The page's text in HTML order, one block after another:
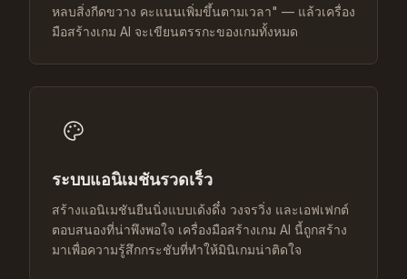
หลบสิ่งกีดขวาง คะแนนเพิ่มขึ้นตามเวลา" — แล้วเครื่อง
มือสร้างเกม AI จะเขียนตรรกะของเกมทั้งหมด
ระบบแอนิเมชันรวดเร็ว
สร้างแอนิเมชันยืนนิ่งแบบเด้งดึ๋ง วงจรวิ่ง และเอฟเฟกต์
ตอบสนองที่น่าพึงพอใจ เครื่องมือสร้างเกม AI นี้ถูกสร้าง
มาเพื่อความรู้สึกกระชับที่ทำให้มินิเกมน่าติดใจ